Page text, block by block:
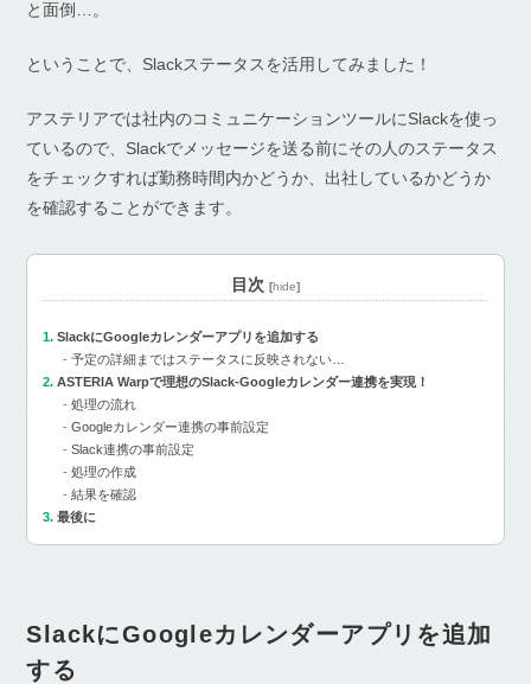
と面倒…。
ということで、Slackステータスを活用してみました！
アステリアでは社内のコミュニケーションツールにSlackを使っ
ているので、Slackでメッセージを送る前にその人のステータス
をチェックすれば勤務時間内かどうか、出社しているかどうか
を確認することができます。
目次 [hide]
SlackにGoogleカレンダーアプリを追加する
予定の詳細まではステータスに反映されない…
ASTERIA Warpで理想のSlack-Googleカレンダー連携を実現！
処理の流れ
Googleカレンダー連携の事前設定
Slack連携の事前設定
処理の作成
結果を確認
最後に
SlackにGoogleカレンダーアプリを追加
する